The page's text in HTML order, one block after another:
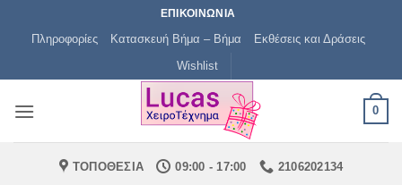
ΕΠΙΚΟΙΝΩΝΙΑ
Πληροφορίες Κατασκευή Βήμα – Βήμα
Εκθέσεις και Δράσεις
Wishlist
0
ΤΟΠΟΘΕΣΙΑ 09:00 - 17:00 2106202134